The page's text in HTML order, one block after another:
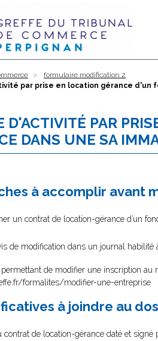
formulaire modification 2
par prise en location gérance d'un
D'ACTIVITÉ PAR
DANS UNE SA
à accomplir avant
un contrat de location-gérance d’un
de modification dans un journal habilité
permettant de modifier une inscription
formalites/modifier-une-entreprise
à joindre au
contrat de location-gérance daté et signé